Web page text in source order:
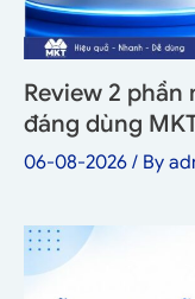
Review 2
đáng dùng
06-08-2026 / By